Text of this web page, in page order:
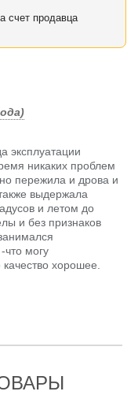
счет продавца
эксплуатации
никаких проблем
пережила и дрова и
выдержала
и летом до
и без признаков
что могу
хорошее.